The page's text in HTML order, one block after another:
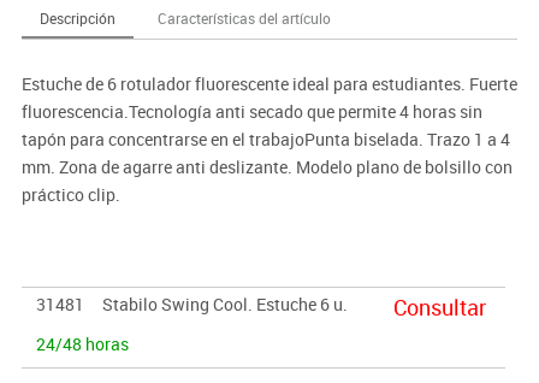
Descripción Características del artículo
Estuche de 6 rotulador fluorescente ideal para estudiantes. Fuerte
fluorescencia.Tecnología anti secado que permite 4 horas sin
tapón para concentrarse en el trabajoPunta biselada. Trazo 1 a 4
mm. Zona de agarre anti deslizante. Modelo plano de bolsillo con
práctico clip.
31481
Stabilo Swing Cool. Estuche 6 u.
24/48 horas
Consultar